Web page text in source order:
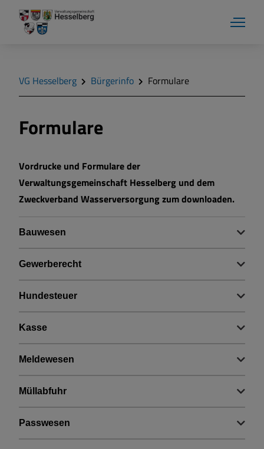
Verwaltung
Aktuelles
Gemeinden
Bürgerinfo
Buergerserviceportal
VG Hesselberg Bürgerinfo Formulare
Formulare
Vordrucke und Formulare der
Verwaltungsgemeinschaft Hesselberg und dem
Zweckverband Wasserversorgung zum downloaden.
Bauwesen
Gewerberecht
Hundesteuer
Kasse
Meldewesen
Müllabfuhr
Passwesen